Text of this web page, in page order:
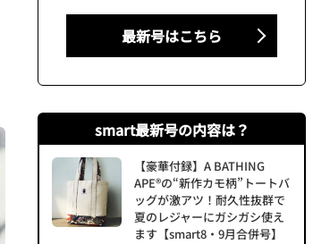
最新号はこちら
smart最新号の内容は？
【豪華付録】A BATHING
APE®の“新作カモ柄”トートバ
ッグが激アツ！耐久性抜群で
夏のレジャーにガシガシ使え
ます【smart8・9月合併号】